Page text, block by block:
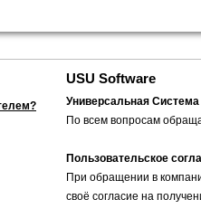
USU Software
Универсальная
По всем вопросам
Пользовательское
При обращении в
своё согласие на